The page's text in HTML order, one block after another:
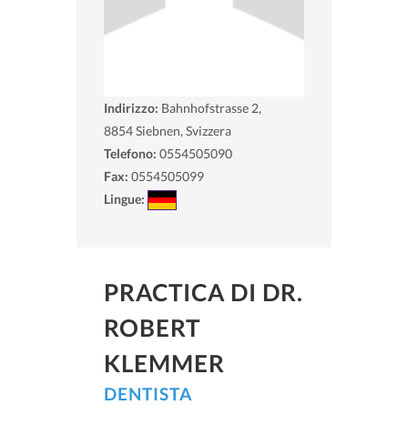
Indirizzo: Bahnhofstrasse 2,
8854Siebnen, Svizzera
Telefono: 0554505090
Fax: 0554505099
Lingue:
PRACTICA DI DR.
ROBERT
KLEMMER
DENTISTA